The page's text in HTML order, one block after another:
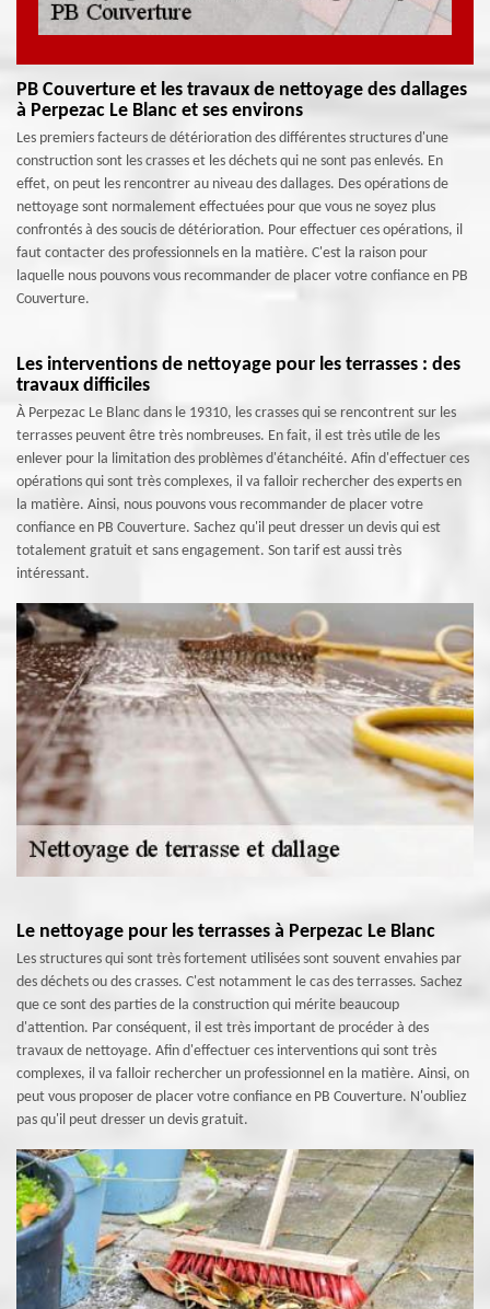
PB Couverture et les travaux de nettoyage des dallages
à Perpezac Le Blanc et ses environs
Les premiers facteurs de détérioration des différentes structures d'une
construction sont les crasses et les déchets qui ne sont pas enlevés. En
effet, on peut les rencontrer au niveau des dallages. Des opérations de
nettoyage sont normalement effectuées pour que vous ne soyez plus
confrontés à des soucis de détérioration. Pour effectuer ces opérations, il
faut contacter des professionnels en la matière. C'est la raison pour
laquelle nous pouvons vous recommander de placer votre confiance en PB
Couverture.
Les interventions de nettoyage pour les terrasses : des
travaux difficiles
À Perpezac Le Blanc dans le 19310, les crasses qui se rencontrent sur les
terrasses peuvent être très nombreuses. En fait, il est très utile de les
enlever pour la limitation des problèmes d'étanchéité. Afin d'effectuer ces
opérations qui sont très complexes, il va falloir rechercher des experts en
la matière. Ainsi, nous pouvons vous recommander de placer votre
confiance en PB Couverture. Sachez qu'il peut dresser un devis qui est
totalement gratuit et sans engagement. Son tarif est aussi très
intéressant.
Le nettoyage pour les terrasses à Perpezac Le Blanc
Les structures qui sont très fortement utilisées sont souvent envahies par
des déchets ou des crasses. C'est notamment le cas des terrasses. Sachez
que ce sont des parties de la construction qui mérite beaucoup
d'attention. Par conséquent, il est très important de procéder à des
travaux de nettoyage. Afin d'effectuer ces interventions qui sont très
complexes, il va falloir rechercher un professionnel en la matière. Ainsi, on
peut vous proposer de placer votre confiance en PB Couverture. N'oubliez
pas qu'il peut dresser un devis gratuit.